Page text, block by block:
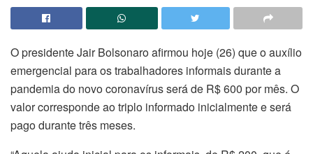
O presidente Jair Bolsonaro afirmou hoje (26) que o auxílio
emergencial para os trabalhadores informais durante a
pandemia do novo coronavírus será de R$ 600 por mês. O
valor corresponde ao triplo informado inicialmente e será
pago durante três meses.